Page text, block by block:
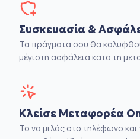
Συσκευασία &
Τα πράγματα σου θα
μέγιστη ασφάλεια κατα τη
Κλείσε Μεταφορέα
Το να μιλάς στο τηλέφωνο και